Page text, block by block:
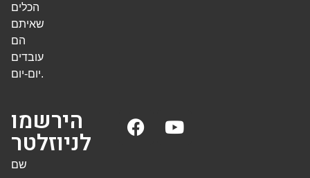
הכלים
שאיתם
הם
עובדים
יום-יום.
הירשמו
לניוזלטר
שם